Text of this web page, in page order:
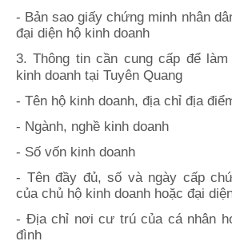
- Bản sao giấy chứng minh nhân
đại diện hộ kinh doanh
3. Thông tin cần cung cấp để
kinh doanh tại Tuyên Quang
- Tên hộ kinh doanh, địa chỉ địa
- Ngành, nghề kinh doanh
- Số vốn kinh doanh
- Tên đầy đủ, số và ngày cấp
của chủ hộ kinh doanh hoặc đại
- Địa chỉ nơi cư trú của cá nhân
đình